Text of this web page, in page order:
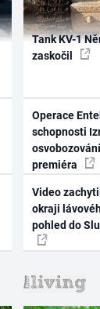
Tank KV-1
zaskočil
Operace
schopnosti
premiéra
Video
okraji
pohled do